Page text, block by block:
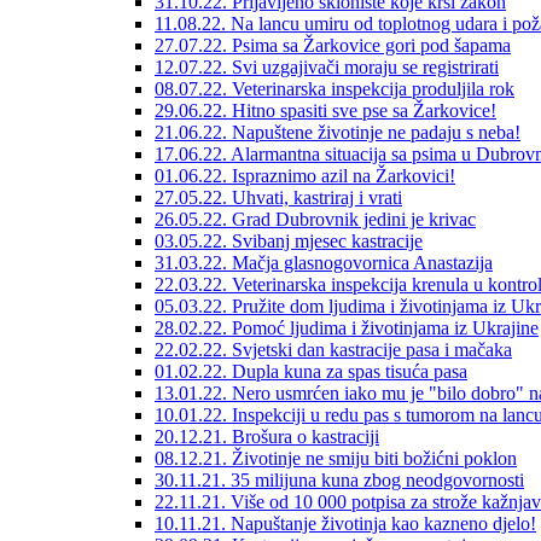
11.08.22. Na lancu umiru od toplotnog udara i
27.07.22. Psima sa Žarkovice gori pod šapama
12.07.22. Svi uzgajivači moraju se registrirati
08.07.22. Veterinarska inspekcija produljila rok
29.06.22. Hitno spasiti sve pse sa Žarkovice!
21.06.22. Napuštene životinje ne padaju s neba!
17.06.22. Alarmantna situacija sa psima u
01.06.22. Ispraznimo azil na Žarkovici!
27.05.22. Uhvati, kastriraj i vrati
26.05.22. Grad Dubrovnik jedini je krivac
03.05.22. Svibanj mjesec kastracije
31.03.22. Mačja glasnogovornica Anastazija
22.03.22. Veterinarska inspekcija krenula u
05.03.22. Pružite dom ljudima i životinjama iz
28.02.22. Pomoć ljudima i životinjama iz Ukrajine
22.02.22. Svjetski dan kastracije pasa i mačaka
01.02.22. Dupla kuna za spas tisuća pasa
13.01.22. Nero usmrćen iako mu je "bilo dobro"
10.01.22. Inspekciji u redu pas s tumorom na lancu
20.12.21. Brošura o kastraciji
08.12.21. Životinje ne smiju biti božićni poklon
30.11.21. 35 milijuna kuna zbog neodgovornosti
22.11.21. Više od 10 000 potpisa za strože
10.11.21. Napuštanje životinja kao kazneno djelo!